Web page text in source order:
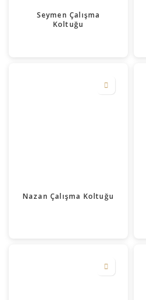
Seymen Çalışma
Koltuğu
Nazan Çalışma Koltuğu